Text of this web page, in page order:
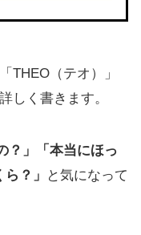
THEO（テオ）」
しく書きます。
？」「本当にほっ
？」
と気になって